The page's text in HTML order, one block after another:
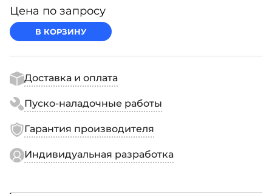
Цена по запросу
В КОРЗИНУ
Доставка и оплата
Пуско-наладочные работы
Гарантия производителя
Индивидуальная разработка